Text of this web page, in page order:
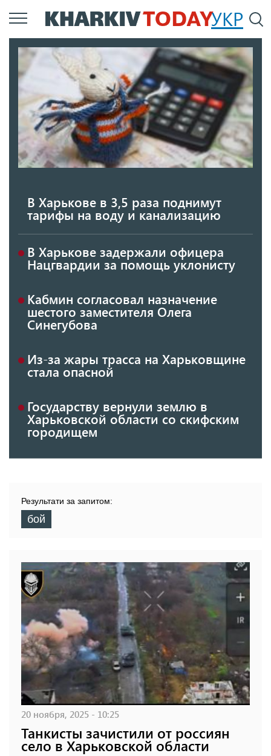
Перейти
к
содержанию
УКР
В Харькове в 3,5 раза поднимут
тарифы на воду и канализацию
В Харькове задержали офицера
Нацгвардии за помощь уклонисту
Кабмин согласовал назначение
шестого заместителя Олега
Синегубова
Из-за жары трасса на Харьковщине
стала опасной
Государству вернули землю в
Харьковской области со скифским
городищем
Результати за запитом:
бой
20 ноября, 2025 - 10:25
Танкисты зачистили от россиян
село в Харьковской области